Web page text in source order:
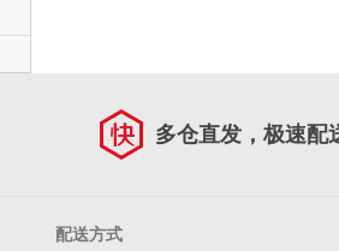
多仓直发，极速配
配送方式